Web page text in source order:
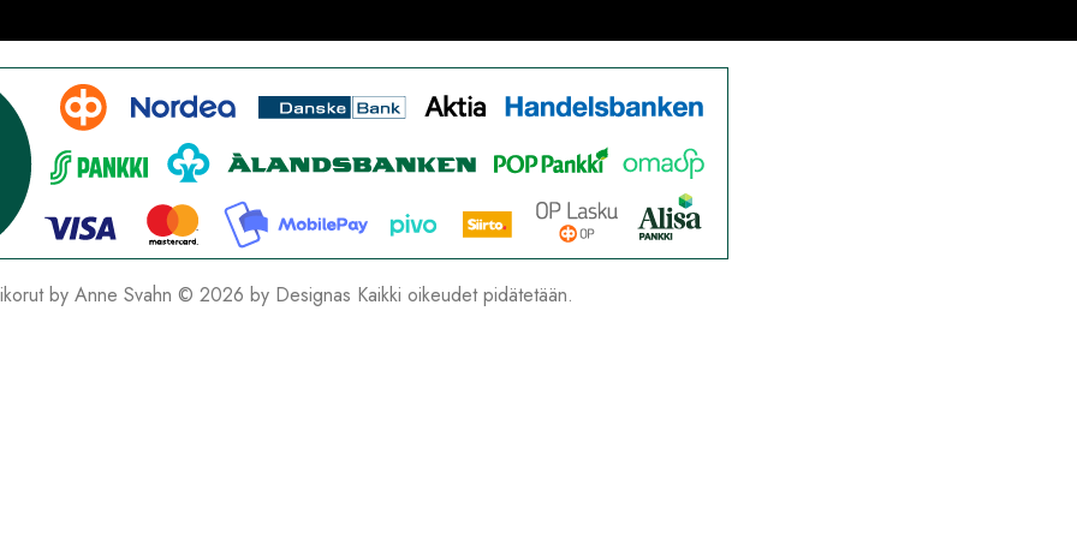
by Anne Svahn © 2026 by Designas Kaikki oikeudet pidätetään.